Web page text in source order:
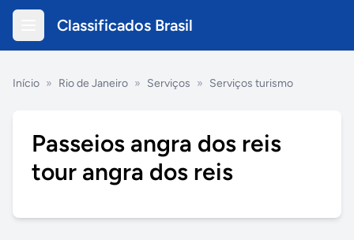
Classificados Brasil
Início » Rio de Janeiro » Serviços » Serviços turismo
Passeios angra dos reis
tour angra dos reis